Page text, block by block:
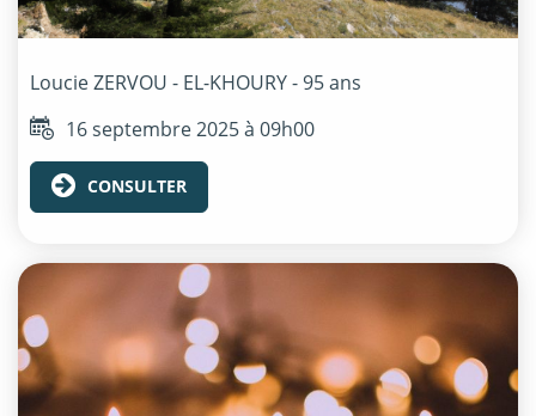
LoucieZERVOU - EL-KHOURY- 95 ans
16 septembre 2025 à 09h00
CONSULTER